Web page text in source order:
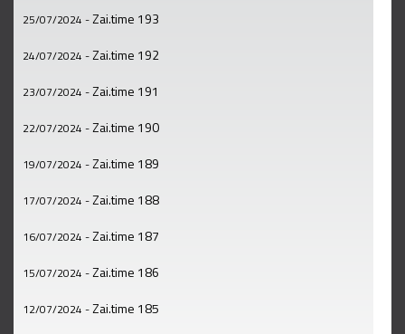
25/07/2024 -Zai.time 193
24/07/2024 -Zai.time 192
23/07/2024 -Zai.time 191
22/07/2024 -Zai.time 190
19/07/2024 -Zai.time 189
17/07/2024 -Zai.time 188
16/07/2024 -Zai.time 187
15/07/2024 -Zai.time 186
12/07/2024 -Zai.time 185